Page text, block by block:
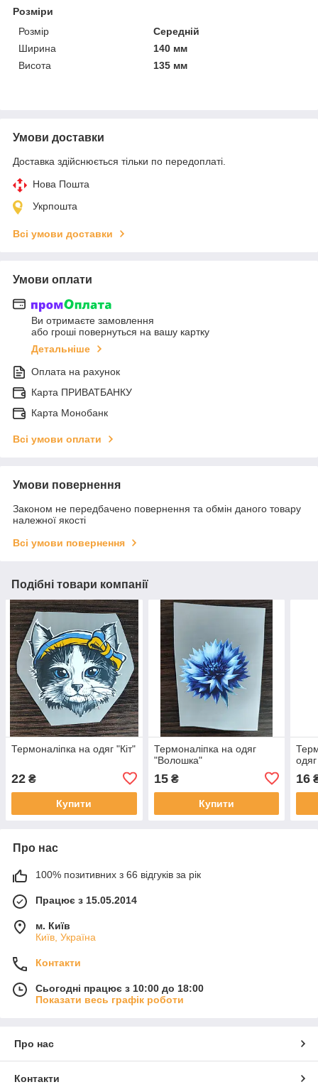
Розміри
Розмір
Середній
Ширина
140 мм
Висота
135 мм
Умови доставки
Доставка здійснюється тільки по передоплаті.
Нова Пошта
Укрпошта
Всі умови доставки
Умови оплати
Ви отримаєте замовлення
або гроші повернуться на вашу картку
Детальніше
Оплата на рахунок
Карта ПРИВАТБАНКУ
Карта Монобанк
Всі умови оплати
Умови повернення
Законом не передбачено повернення та обмін даного товару
належної якості
Всі умови повернення
Подібні товари компанії
Термоналіпка на одяг "Кіт"
22 ₴
Купити
Термоналіпка на одяг
"Волошка"
15₴
Купити
16
Про нас
100% позитивних з 66 відгуків за рік
Працює з 15.05.2014
м. Київ
Київ, Україна
Контакти
Сьогодні працює з 10:00 до 18:00
Показати весь графік роботи
Про нас
Контакти